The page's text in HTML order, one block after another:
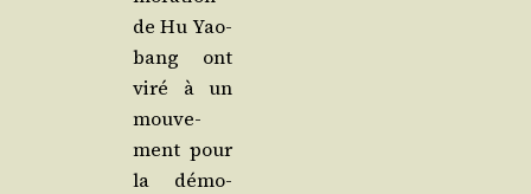
de Hu Yao­
bang ont
viré à un
mou­ve­
ment pour
la démo­